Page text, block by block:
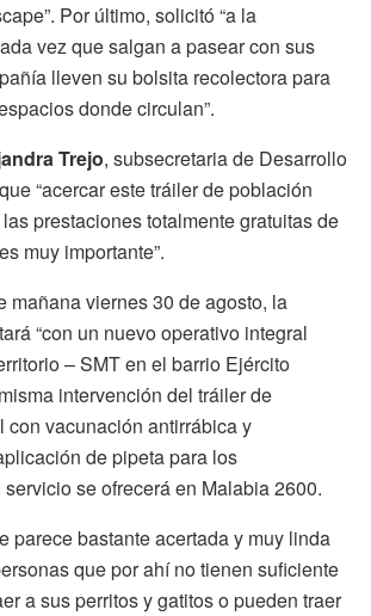
Por último, solicitó “a la
vez que salgan a pasear con sus
lleven su bolsita recolectora para
donde circulan”.
Trejo, subsecretaria de Desarrollo
“acercar este tráiler de población
prestaciones totalmente gratuitas de
muy importante”.
mañana viernes 30 de agosto, la
“con un nuevo operativo integral
– SMT en el barrio Ejército
intervención del tráiler de
con vacunación antirrábica y
de pipeta para los
servicio se ofrecerá en Malabia 2600.
parece bastante acertada y muy linda
que por ahí no tienen suficiente
a sus perritos y gatitos o pueden traer